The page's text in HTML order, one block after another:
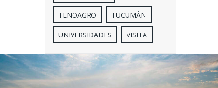
TENOAGRO TUCUMÁN
UNIVERSIDADES VISITA